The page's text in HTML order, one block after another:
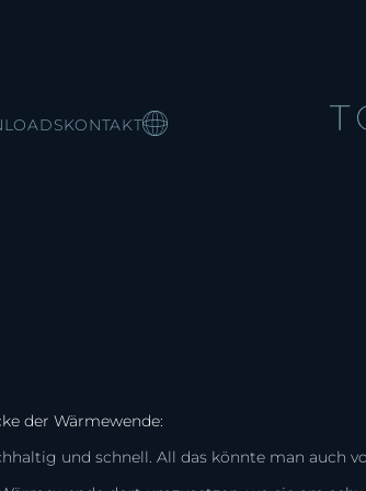
KONTAKT
der Wärmewende:
und schnell. All das könnte man auch